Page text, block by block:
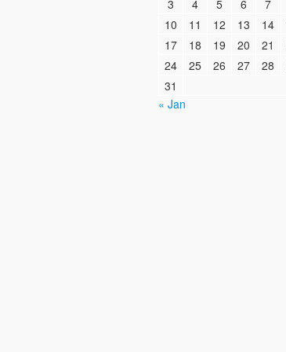
3
4 5 6 7
10
11 12 13 14
17
18 19 20 21
24
25 26 27 28
31
« Jan